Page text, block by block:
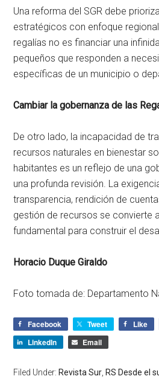
Una reforma del SGR debe
estratégicos con enfoque
regalías no es financiar una
pequeños que responden a
específicas de un municipio o
Cambiar la gobernanza de las
De otro lado, la incapacidad de
recursos naturales en bienestar
habitantes es un reflejo de una
una profunda revisión. La
transparencia, rendición de
gestión de recursos se convierte
fundamental para construir el
Horacio Duque Giraldo
Foto tomada de: Departamento
Facebook Tweet Like
LinkedIn
Email
Filed Under:Revista Sur ,RS Desde el